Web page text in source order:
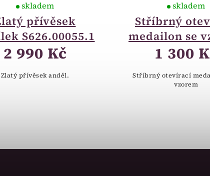
přívěsek
S626.00055.1
skladem
2 990 Kč
Zlatý přívěsek anděl.
Stříbrný
medailon se
skladem
1 300
Stříbrný otevírací
vzorem